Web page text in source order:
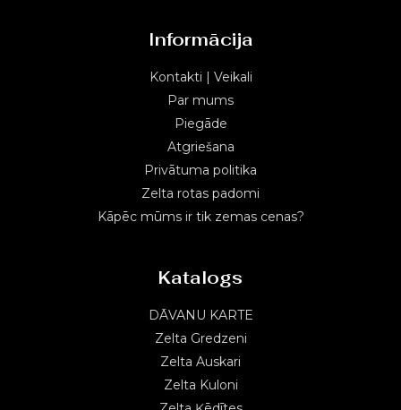
Informācija
Kontakti | Veikali
Par mums
Piegāde
Atgriešana
Privātuma politika
Zelta rotas padomi
Kāpēc mūms ir tik zemas cenas?
Katalogs
DĀVANU KARTE
Zelta Gredzeni
Zelta Auskari
Zelta Kuloni